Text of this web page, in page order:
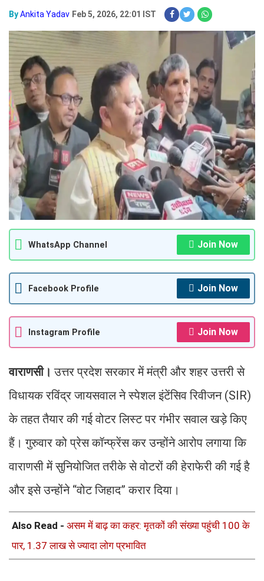
ByAnkita Yadav Feb 5, 2026, 22:01 IST
WhatsApp Channel Join Now
Facebook Profile Join Now
Instagram Profile Join Now
वाराणसी। उत्तर प्रदेश सरकार में मंत्री और शहर उत्तरी से
विधायक रविंद्र जायसवाल ने स्पेशल इंटेंसिव रिवीजन (SIR)
के तहत तैयार की गई वोटर लिस्ट पर गंभीर सवाल खड़े किए
हैं। गुरुवार को प्रेस कॉन्फ्रेंस कर उन्होंने आरोप लगाया कि
वाराणसी में सुनियोजित तरीके से वोटरों की हेराफेरी की गई है
और इसे उन्होंने “वोट जिहाद” करार दिया।
Also Read - असम में बाढ़ का कहर: मृतकों की संख्या पहुंची 100 के
पार, 1.37 लाख से ज्यादा लोग प्रभावित